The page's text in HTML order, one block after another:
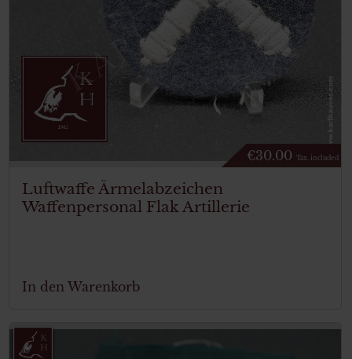
€30.00 Tax. included
Luftwaffe Ärmelabzeichen
Waffenpersonal Flak Artillerie
In den Warenkorb